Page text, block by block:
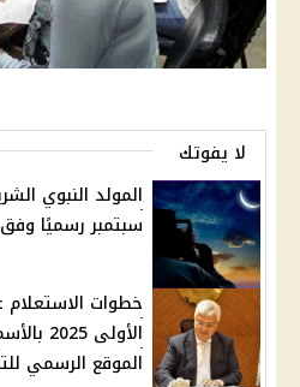
لا يفوتك
سبتمبر رسميًا وفق
خطوات الاستعلام
الأولى
الموقع الرسمي